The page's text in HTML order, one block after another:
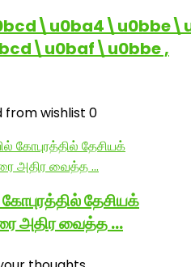
,
from wishlist 0
தேசியக்
அதிர வைத்த …